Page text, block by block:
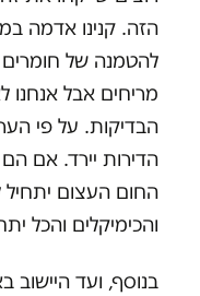
הזה. קנינו אדמה
להטמנה של חומרים
מריחים אבל אנחנו
הבדיקות. על פי
הדירות יירד. אם
החום העצום
והכימיקלים והכל
בנוסף, ועד היישוב